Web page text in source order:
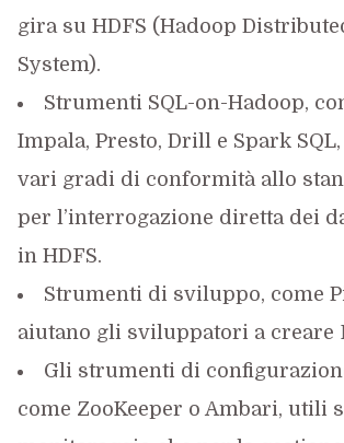
gira su HDFS (Hadoop
System).
Strumenti SQL-on-Hadoop,
Impala, Presto, Drill e Spark
vari gradi di conformità allo
per l’interrogazione diretta dei
in HDFS.
Strumenti di sviluppo, come
aiutano gli sviluppatori a creare
Gli strumenti di
come ZooKeeper o Ambari, utili